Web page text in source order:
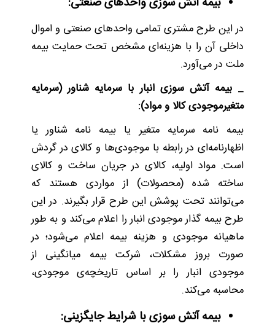
در این طرح مشتری تمامی واحد‌های صنعتی و اموال
داخلی آن را با هزینه‌ای مشخص تحت حمایت بیمه
ملت در می‌آورد.
_ بیمه آتش سوزی انبار با سرمایه شناور (سرمایه
متغیرموجودی کالا و مواد):
بیمه نامه سرمایه متغیر یا بیمه نامه شناور یا
اظهارنامه‌ای در رابطه با موجودی‌ها و کالای در گردش
است. مواد اولیه، کالای در جریان ساخت و کالای
ساخته شده (محصولات) از مواردی هستند که
می‌توانند تحت پوشش این طرح قرار بگیرند. در این
طرح بیمه گذار موجودی انبار را اعلام می‌کند و به طور
ماهیانه موجودی و هزینه بیمه اعلام می‌شود؛ در
صورت بروز مشکلات، شرکت بیمه میانگینی از
موجودی انبار را بر اساس تاریخچه‌ی موجودی،
محاسبه می‌کند.
بیمه آتش سوزی با شرایط جایگزینی: